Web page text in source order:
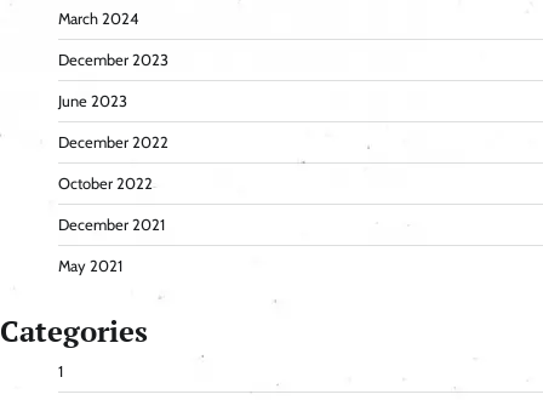
March 2024
December 2023
June 2023
December 2022
October 2022
December 2021
May 2021
Categories
1